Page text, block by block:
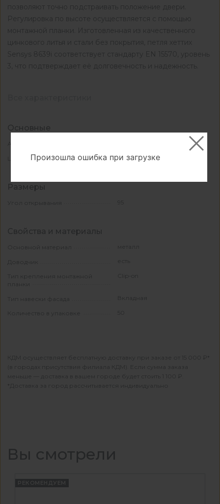
позволяют точно подстраивать положение двери.
Регулировка по высоте осуществляется с помощью
монтажной планки. Изготовленная из качественного
цинкового литья и стали без покрытия, петля хеттих
Sensys 8639i соответствует стандарту EN 15570, уровень
3, что подтверждает её долговечность и надежность.
Основные
Артикул
хром
Размеры
Угол открывания 95
Свойства и материалы
Основной материал металл
Доводчик есть
Тип крепления монтажной
планки
Clip-on
Тип навески фасада Вкладная
Количество в упаковке 50
КДМ осуществляет бесплатную доставку при заказе от 15 000 ₽*
(в городах присутствия филиала КДМ). Если сумма заказа
меньше — доставка в вашем городе будет стоить 1 100 ₽.
*Доставка за город рассчитывается индивидуально
Вы смотрели
РЕКОМЕНДУЕМ
Произошла ошибка при загрузке